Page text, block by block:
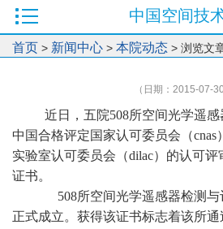
中国空间技
首页 > 新闻中心 > 本院动态 > 浏览文
（日期：2015-07-
近日，五院508所空间光学遥
中国合格评定国家认可委员会（
实验室认可委员会（dilac）的认可评
证书。
508所空间光学遥感器检测与
正式成立。获得该证书标志着该所